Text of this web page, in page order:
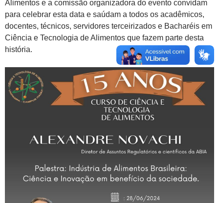
Alimentos e a comissão organizadora do evento convidam
para celebrar esta data e saúdam a todos os acadêmicos,
docentes, técnicos, servidores terceirizados e Bacharéis em
Ciência e Tecnologia de Alimentos que fazem parte desta
história.